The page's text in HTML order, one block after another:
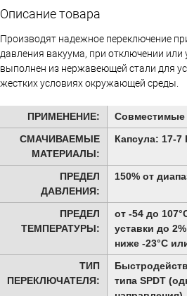
Описание товара
Производят надежное переключение
давления вакуума, при отключении или
выполнен из нержавеющей стали для
жестких условиях окружающей среды.
ПРИМЕНЕНИЕ:
Cовместимые
СМАЧИВАЕМЫЕ
МАТЕРИАЛЫ:
Капсула: 17-7
ПРЕДЕЛ
ДАВЛЕНИЯ:
150% от
ПРЕДЕЛ
ТЕМПЕРАТУРЫ:
от -54 до
уставки до
ниже -23°C
ТИП
ПЕРЕКЛЮЧАТЕЛЯ:
типа SPDT